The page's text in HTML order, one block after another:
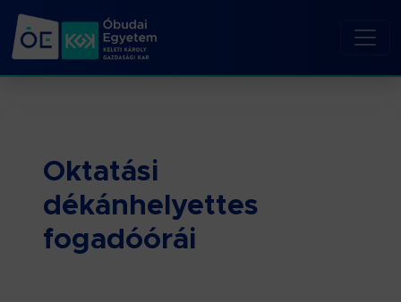
Oktatási
dékánhelyettes
fogadóórái